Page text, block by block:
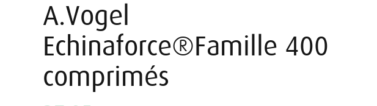
A.Vogel
Echinaforce®Famille 400
comprimés